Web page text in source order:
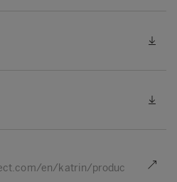
en/katrin/produc